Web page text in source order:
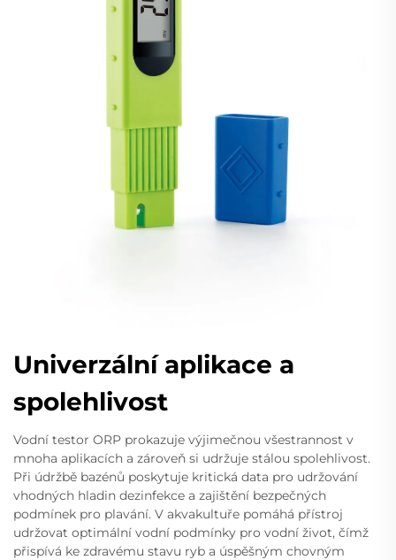
Univerzální aplikace a
spolehlivost
Vodní testor ORP prokazuje výjimečnou všestrannost v
mnoha aplikacích a zároveň si udržuje stálou spolehlivost.
Při údržbě bazénů poskytuje kritická data pro udržování
vhodných hladin dezinfekce a zajištění bezpečných
podmínek pro plavání. V akvakultuře pomáhá přístroj
udržovat optimální vodní podmínky pro vodní život, čímž
přispívá ke zdravému stavu ryb a úspěšným chovným